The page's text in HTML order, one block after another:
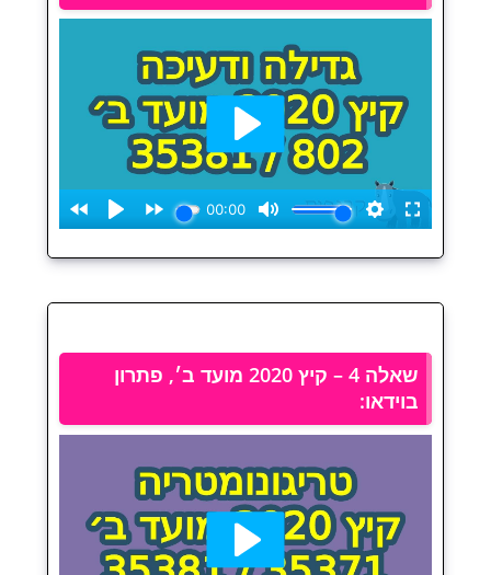
שאלה 4 – קיץ 2020 מועד ב׳, פתרון
בוידאו: